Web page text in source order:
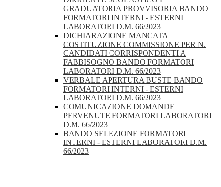
GRADUATORIA PROVVISORIA BANDO
FORMATORI INTERNI - ESTERNI
LABORATORI D.M. 66/2023
DICHIARAZIONE MANCATA
COSTITUZIONE COMMISSIONE PER N.
CANDIDATI CORRISPONDENTI A
FABBISOGNO BANDO FORMATORI
LABORATORI D.M. 66/2023
VERBALE APERTURA BUSTE BANDO
FORMATORI INTERNI - ESTERNI
LABORATORI D.M. 66/2023
COMUNICAZIONE DOMANDE
PERVENUTE FORMATORI LABORATORI
D.M. 66/2023
BANDO SELEZIONE FORMATORI
INTERNI - ESTERNI LABORATORI D.M.
66/2023